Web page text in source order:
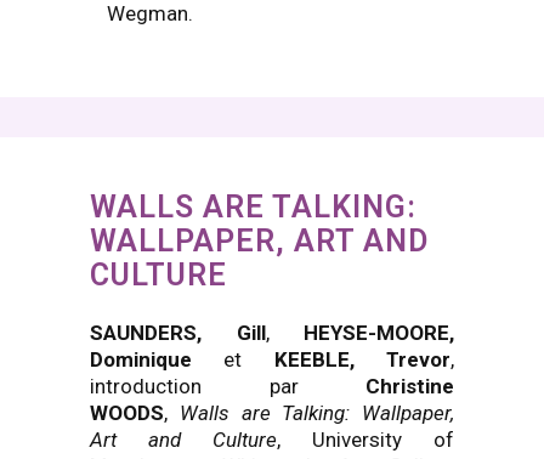
Wegman.
WALLS ARE TALKING:
WALLPAPER, ART AND
CULTURE
SAUNDERS, Gill, HEYSE-MOORE,
Dominique et KEEBLE, Trevor,
introduction par Christine
WOODS, Walls are Talking: Wallpaper,
Art and Culture, University of